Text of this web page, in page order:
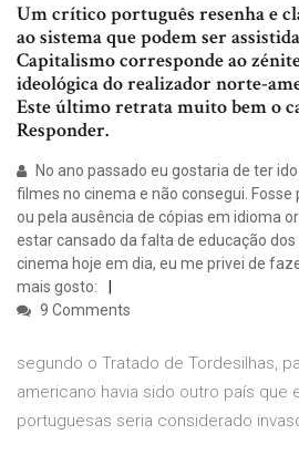
Um crítico português resenha e
ao sistema que podem ser
Capitalismo corresponde ao
ideológica do realizador norte-
Este último retrata muito bem o
Responder.
No ano passado eu gostaria de ter
filmes no cinema e não consegui. Fosse
ou pela ausência de cópias em idioma
estar cansado da falta de educação
cinema hoje em dia, eu me privei de
mais gosto:
9 Comments
segundo o Tratado de Tordesilhas,
americano havia sido outro país que
portuguesas seria considerado